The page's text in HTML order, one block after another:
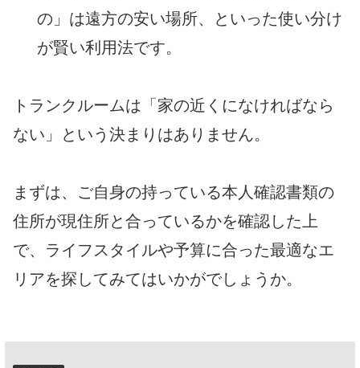
の」は遠方の安い場所、といった使い分け
が賢い利用法です。
トランクルームは「家の近くになければなら
ない」という決まりはありません。
まずは、ご自身の持っている本人確認書類の
住所が現住所と合っているかを確認した上
で、ライフスタイルや予算に合った最適なエ
リアを探してみてはいかがでしょうか。